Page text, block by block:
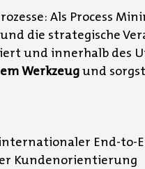
Als Process
die strategische
und innerhalb des
Werkzeugund
End-to-
Kundenorientierung